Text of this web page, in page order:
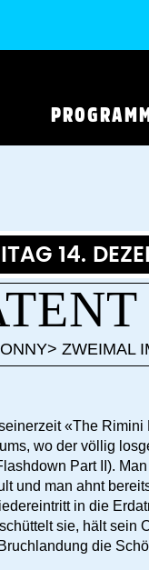
PROGRAMM
14.
ZWEIMAL
«The
wo der völlig
Part II).
und man ahnt
in die
sie, hält sein
die